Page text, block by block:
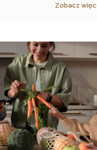
Zobacz